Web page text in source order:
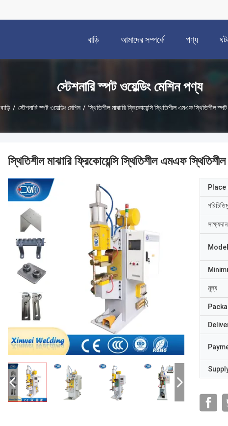
বাড়ি আমাদের সম্পর্কে পণ্য
স্টেশনারি স্পট ওয়েল্ডিং মেশিন পণ্য
বাড়ি / স্টেশনারি স্পট ওয়েল্ডিং মেশিন / স্থিতিশীল মাঝারি ফ্রিকোয়েন্সি স্থিতিশীল এমএফ স্থিতিশীল স্পট
স্থিতিশীল মাঝারি ফ্রিকোয়েন্সি স্থিতিশীল এমএফ স্থিতিশীল
Place
সাক্ষ্যদান
মূল্য